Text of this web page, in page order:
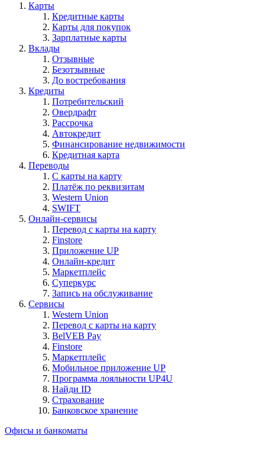
Карты
Кредитные карты
Карты для покупок
Зарплатные карты
Вклады
Отзывные
Безотзывные
До востребования
Кредиты
Потребительский
Овердрафт
Рассрочка
Автокредит
Финансирование недвижимости
Кредитная карта
Переводы
С карты на карту
Платёж по реквизитам
Western Union
SWIFT
Онлайн-сервисы
Перевод с карты на карту
Finstore
Приложение UP
Онлайн-кредит
Маркетплейс
Суперкурс
Запись на обслуживание
Сервисы
Western Union
Перевод с карты на карту
BelVEB Pay
Finstore
Маркетплейс
Мобильное приложение UP
Программа лояльности UP4U
Найди ID
Страхование
Банковское хранение
Офисы и банкоматы